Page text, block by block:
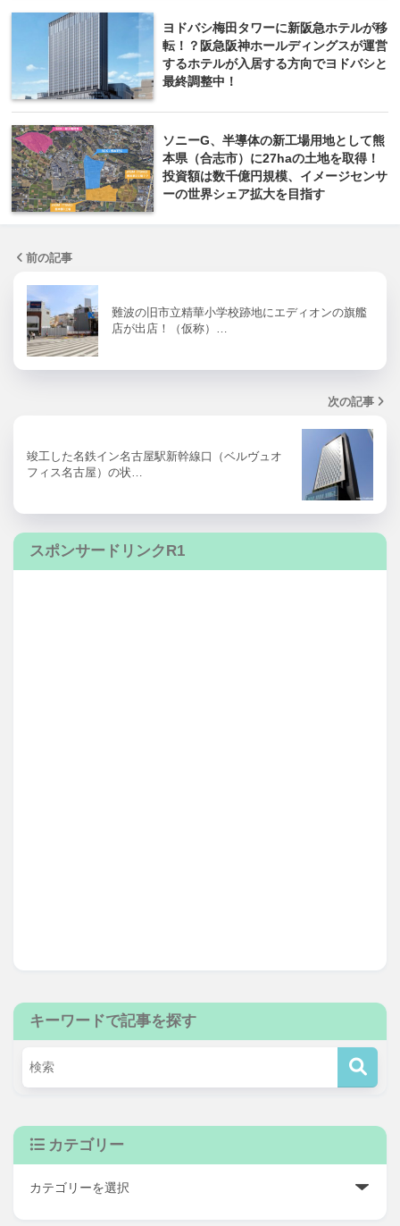
ヨドバシ梅田タワーに新阪急ホテルが移
転！？阪急阪神ホールディングスが運営
するホテルが入居する方向でヨドバシと
最終調整中！
ソニーG、半導体の新工場用地として熊
本県（合志市）に27haの土地を取得！
投資額は数千億円規模、イメージセンサ
ーの世界シェア拡大を目指す
前の記事
難波の旧市立精華小学校跡地にエディオンの旗艦
店が出店！（仮称）…
次の記事
竣工した名鉄イン名古屋駅新幹線口（ベルヴュオ
フィス名古屋）の状…
スポンサードリンクR1
キーワードで記事を探す
カテゴリー